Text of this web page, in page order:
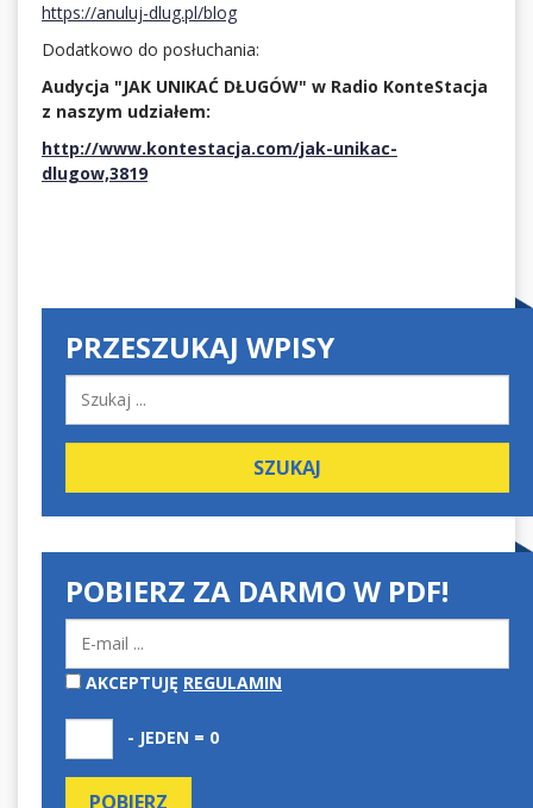
https://anuluj-dlug.pl/blog
Dodatkowo do posłuchania:
Audycja "JAK UNIKAĆ DŁUGÓW" w Radio KonteStacja
z naszym udziałem:
http://www.kontestacja.com/jak-unikac-
dlugow,3819
PRZESZUKAJ WPISY
POBIERZ ZA DARMO W PDF!
AKCEPTUJĘ REGULAMIN
- JEDEN = 0